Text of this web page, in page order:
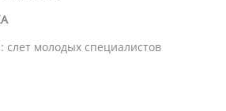
слет молодых специалистов